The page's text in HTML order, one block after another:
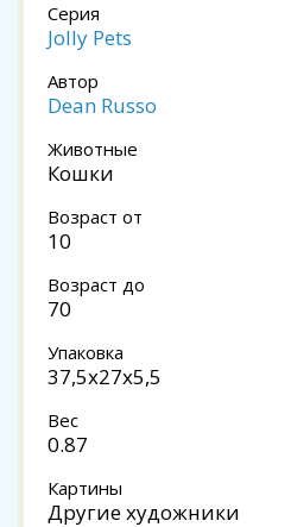
Серия
Jolly Pets
Автор
Dean Russo
Животные
Кошки
Возраст от
10
Возраст до
70
Упаковка
37,5x27x5,5
Вес
0.87
Картины
Другие художники